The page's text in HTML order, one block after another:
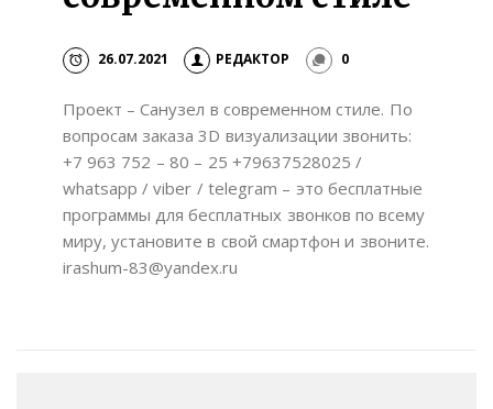
26.07.2021 РЕДАКТОР 0
Проект – Санузел в современном стиле. По
вопросам заказа 3D визуализации звонить:
+7 963 752 – 80 – 25 +79637528025 /
whatsapp / viber / telegram – это бесплатные
программы для бесплатных звонков по всему
миру, установите в свой смартфон и звоните.
irashum-83@yandex.ru